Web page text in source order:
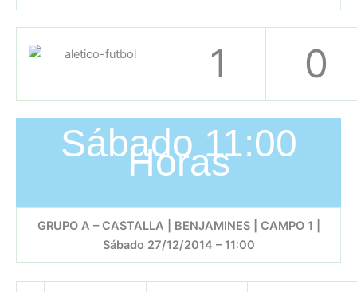
1 0
Sábado 11:00
Horas
GRUPO A – CASTALLA | BENJAMINES | CAMPO 1 |
Sábado 27/12/2014 – 11:00